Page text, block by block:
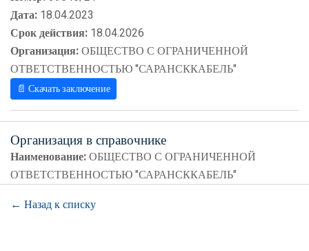
Дата: 18.04.2023
Срок действия: 18.04.2026
Организация:ОБЩЕСТВО С ОГРАНИЧЕННОЙ
ОТВЕТСТВЕННОСТЬЮ "САРАНСККАБЕЛЬ"
📄 Скачать заключение
Организация в справочнике
Наименование:ОБЩЕСТВО С ОГРАНИЧЕННОЙ
ОТВЕТСТВЕННОСТЬЮ "САРАНСККАБЕЛЬ"
← Назад к списку